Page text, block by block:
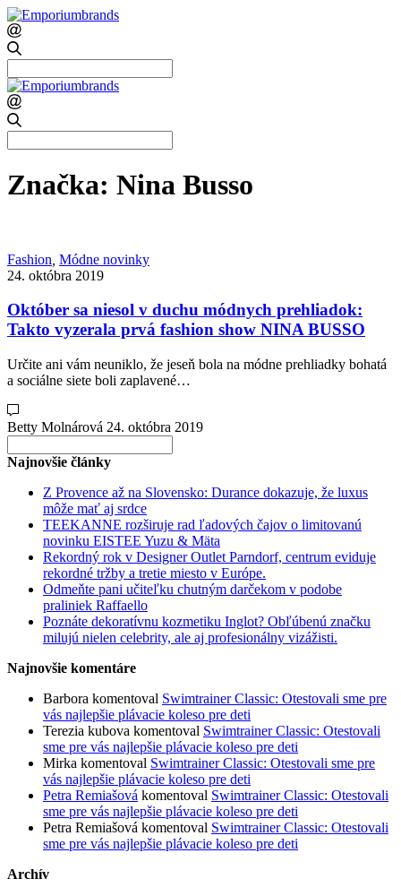
for:
for:
Značka: Nina Busso
Fashion Módne novinky
24. októbra 2019
Október sa niesol v duchu módnych prehliadok:
Takto vyzerala prvá fashion show NINA BUSSO
Určite ani vám neuniklo, že jeseň bola na módne prehliadky bohatá
a sociálne siete boli zaplavené…
Betty Molnárová 24. októbra 2019
for:
Najnovšie články
Z Provence až na Slovensko: Durance dokazuje, že luxus
môže mať aj srdce
TEEKANNE rozširuje rad ľadových čajov o limitovanú
novinku EISTEE Yuzu & Mäta
Rekordný rok v Designer Outlet Parndorf, centrum eviduje
rekordné tržby a tretie miesto v Európe.
Odmeňte pani učiteľku chutným darčekom v podobe
praliniek Raffaello
Poznáte dekoratívnu kozmetiku Inglot? Obľúbenú značku
milujú nielen celebrity, ale aj profesionálny vizážisti.
Najnovšie komentáre
Barbora komentoval Swimtrainer Classic: Otestovali sme pre
vás najlepšie plávacie koleso pre deti
Terezia kubova komentoval Swimtrainer Classic: Otestovali
sme pre vás najlepšie plávacie koleso pre deti
Mirka komentoval Swimtrainer Classic: Otestovali sme pre
vás najlepšie plávacie koleso pre deti
Petra Remiašová komentoval Swimtrainer Classic: Otestovali
sme pre vás najlepšie plávacie koleso pre deti
Petra Remiašová komentoval Swimtrainer Classic: Otestovali
sme pre vás najlepšie plávacie koleso pre deti
Archív